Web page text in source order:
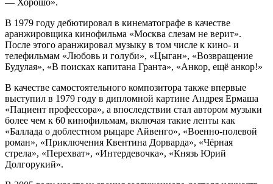
В 1979 году дебютировал в кинематографе в качестве
аранжировщика кинофильма «Москва слезам не верит».
После этого аранжировал музыку в том числе к кино- и
телефильмам «Любовь и голуби», «Цыган», «Возвращение
Будулая», «В поисках капитана Гранта», «Анкор, ещё анкор!»
В качестве самостоятельного композитора также впервые
выступил в 1979 году в дипломной картине Андрея Ермаша
«Пациент профессора», а впоследствии стал автором музыки
более чем к 60 кинофильмам, включая такие ленты как
«Баллада о доблестном рыцаре Айвенго», «Военно-полевой
роман», «Приключения Квентина Дорварда», «Чёрная
стрела», «Перехват», «Интердевочка», «Князь Юрий
Долгорукий».